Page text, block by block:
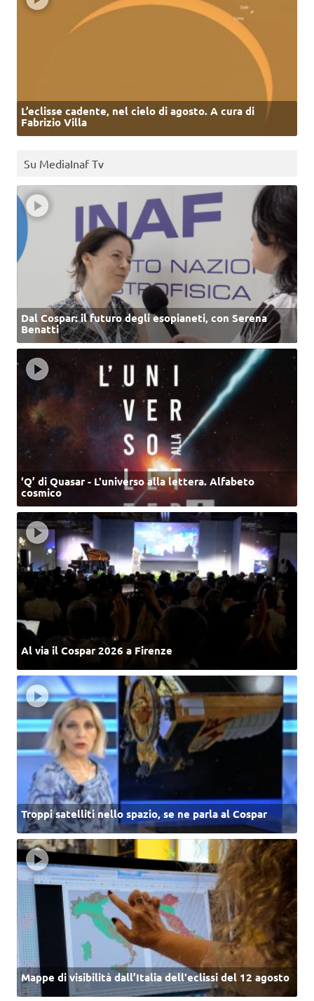
L’eclisse cadente, nel cielo di agosto. A cura di
Fabrizio Villa
Su MediaInaf Tv
Dal Cospar: il futuro degli esopianeti, con Serena
Benatti
‘Q’ di Quasar - L'universo alla lettera. Alfabeto
cosmico
Al via il Cospar 2026 a Firenze
Troppi satelliti nello spazio, se ne parla al Cospar
Mappe di visibilità dall’Italia dell'eclissi del 12 agosto